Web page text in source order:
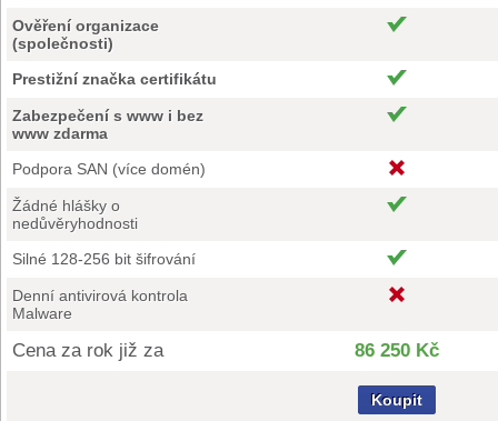
Ověření organizace
(společnosti)
Prestižní značka certifikátu
Zabezpečení s www i bez
www zdarma
Podpora SAN (více domén)
Žádné hlášky o
nedůvěryhodnosti
Silné 128-256 bit šifrování
Denní antivirová kontrola
Malware
Cena za rok již za 86 250 Kč
Koupit